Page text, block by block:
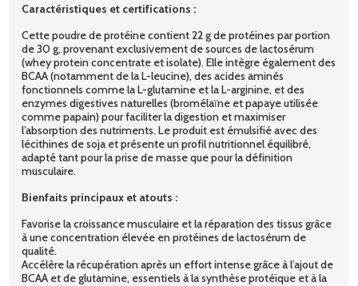
Caractéristiques et certifications :
Cette poudre de protéine contient 22 g de protéines par portion
de 30 g, provenant exclusivement de sources de lactosérum
(whey protein concentrate et isolate). Elle intègre également des
BCAA (notamment de la L-leucine), des acides aminés
fonctionnels comme la L-glutamine et la L-arginine, et des
enzymes digestives naturelles (bromélaïne et papaye utilisée
comme papain) pour faciliter la digestion et maximiser
l’absorption des nutriments. Le produit est émulsifié avec des
lécithines de soja et présente un profil nutritionnel équilibré,
adapté tant pour la prise de masse que pour la définition
musculaire.
Bienfaits principaux et atouts :
Favorise la croissance musculaire et la réparation des tissus grâce
à une concentration élevée en protéines de lactosérum de
qualité.
Accélère la récupération après un effort intense grâce à l’ajout de
BCAA et de glutamine, essentiels à la synthèse protéique et à la